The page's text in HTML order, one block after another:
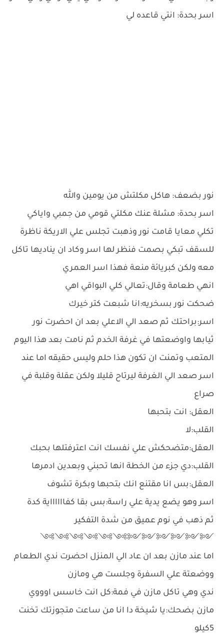
اسر بحدة: انتي قاعده لي
نور بضعف: هاكل مكلتش من يومين والله
اسر بحدة: مشلة عنك مكلتي قومي من جمبي واياكي
تكلي معايا قامت نور وذهبت تجلس علي الاريكة ناظرة
للسقف تبكي بصمت فنظر لها اسر وكاد ان يناديها تاكل
معه ولكن كبريائة منعة فهذا اسر العمري
انهي طعامة وقال:تعالي كلي البواقي اهي
ضحكت نور بسخريه:انا شبعت كتر خيرك
اسر:براحتك ثم صعد الي الاعلي بعد ان احضرت نور
ثيابها واوضعتها في غرفة الخدم ثم نامت بعد هذا اليوم
المتعب وتمنت ان تكون هذا حلم وليس حقيقه اما عند
اسر صعد الي الغرفة ليرتاح قليلا ولكن عقلة وقلبة في
صراع
العقل: انت بتحبها
القلب:لا
العقل:متضحكش علي نفسك انت اعترفتلها بحبك
القلب:دي جزء من الخطة انها تحبني وبعدين ادمرها
العقل:بس انا مقتنع انك بتحبها وبكرة تشوف
اسر وهو يضع يدية علي راسة:بس بقا كفااااااية كدة
ثم ذهب في نوم عميق من شدة التفكير
༺༺༺༺༺༺༻༻༻༻༻༻
اما عند مازن بعد ان عاد الي المنزل احضرت ندي الطعام
ووضعتة علي السفرة وجلست هي ومازن
ندي وهي تاكل مازن في فمة:كل انت خاسس اوووي
مازن بضحك:يا شيخة دا انا من ساعت متجوزتك تخنت
5كيلو